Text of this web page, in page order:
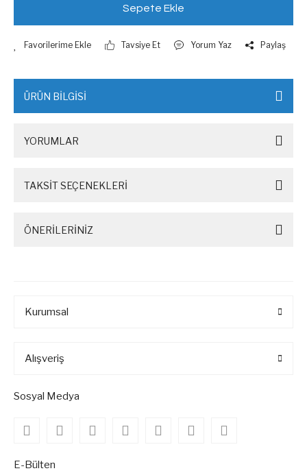
Sepete Ekle
Tavsiye Et Yorum Yaz Paylaş
ÜRÜN BİLGİSİ
YORUMLAR
TAKSİT SEÇENEKLERİ
ÖNERİLERİNİZ
Kurumsal
Alışveriş
Sosyal Medya
E-Bülten